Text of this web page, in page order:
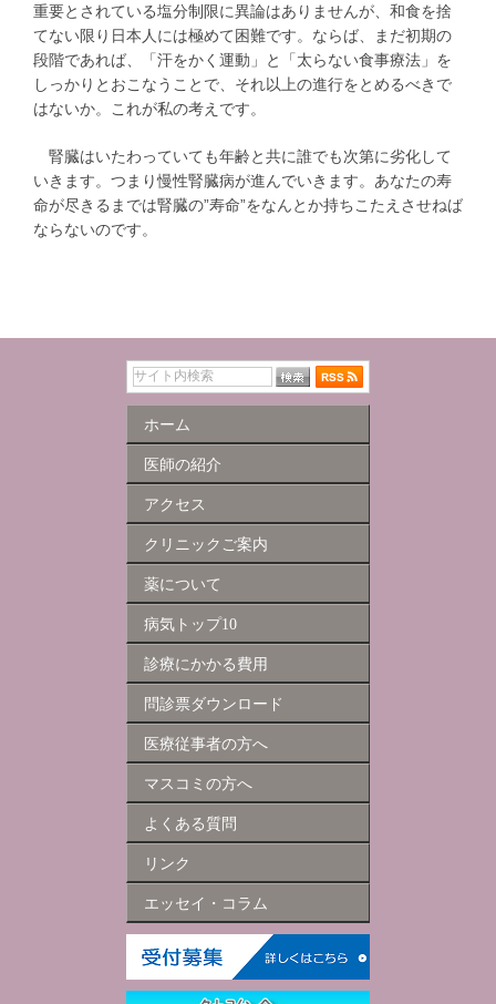
重要とされている塩分制限に異論はありませんが、和食を捨
てない限り日本人には極めて困難です。ならば、まだ初期の
段階であれば、「汗をかく運動」と「太らない食事療法」を
しっかりとおこなうことで、それ以上の進行をとめるべきで
はないか。これが私の考えです。
腎臓はいたわっていても年齢と共に誰でも次第に劣化して
いきます。つまり慢性腎臓病が進んでいきます。あなたの寿
命が尽きるまでは腎臓の”寿命”をなんとか持ちこたえさせねば
ならないのです。
ホーム
医師の紹介
アクセス
クリニックご案内
薬について
病気トップ10
診療にかかる費用
問診票ダウンロード
医療従事者の方へ
マスコミの方へ
よくある質問
リンク
エッセイ・コラム